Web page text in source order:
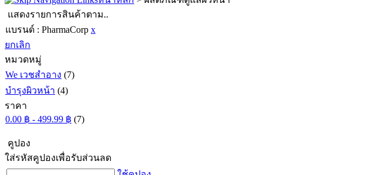
แสดงรายการสินค้าตาม..
แบรนด์ : PharmaCorp x
ยกเลิก
หมวดหมู่
We เวชสำอาง (7)
บำรุงผิวหน้า (4)
ราคา
0.00 ฿ - 499.99 ฿ (7)
คูปอง
ใส่รหัสคูปองเพื่อรับส่วนลด